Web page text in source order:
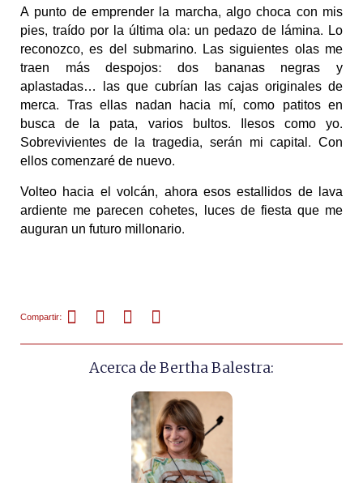
A punto de emprender la marcha, algo choca con mis
pies, traído por la última ola: un pedazo de lámina. Lo
reconozco, es del submarino. Las siguientes olas me
traen más despojos: dos bananas negras y
aplastadas… las que cubrían las cajas originales de
merca. Tras ellas nadan hacia mí, como patitos en
busca de la pata, varios bultos. Ilesos como yo.
Sobrevivientes de la tragedia, serán mi capital. Con
ellos comenzaré de nuevo.
Volteo hacia el volcán, ahora esos estallidos de lava
ardiente me parecen cohetes, luces de fiesta que me
auguran un futuro millonario.
Compartir:
Acerca de Bertha Balestra: